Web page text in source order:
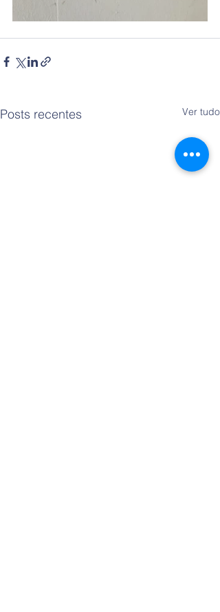
Posts recentes Ver tudo